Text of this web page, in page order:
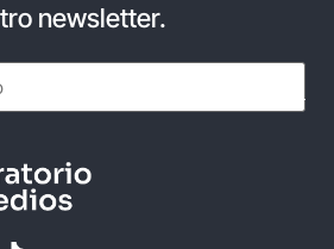
newsletter.